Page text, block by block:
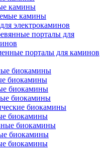
камины
камины
электрокаминов
порталы для
порталы для каминов
биокамины
биокамины
биокамины
биокамины
биокамины
биокамины
биокамины
биокамины
биокамины